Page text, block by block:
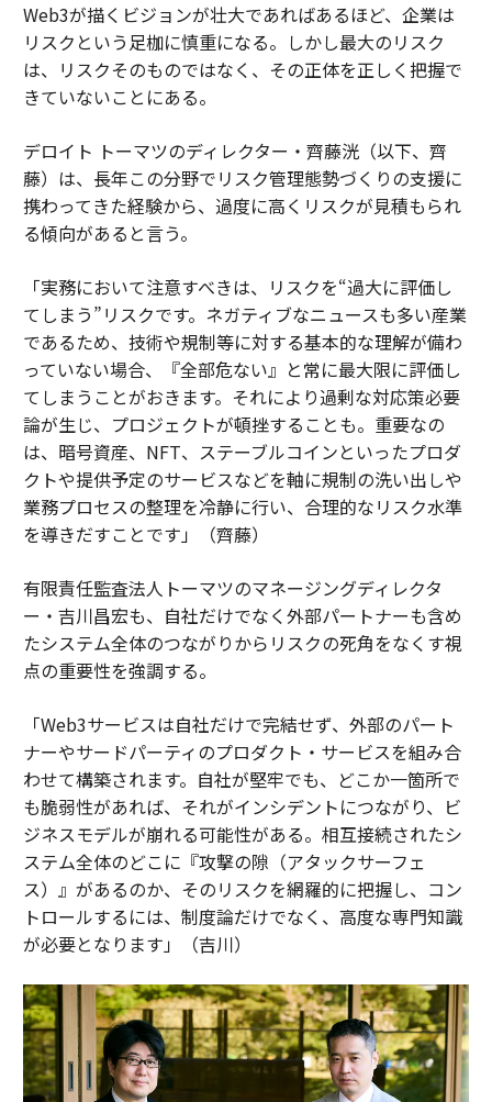
Web3が描くビジョンが壮大であればあるほど、企業は
リスクという足枷に慎重になる。しかし最大のリスク
は、リスクそのものではなく、その正体を正しく把握で
きていないことにある。
デロイト トーマツのディレクター・齊藤洸（以下、齊
藤）は、長年この分野でリスク管理態勢づくりの支援に
携わってきた経験から、過度に高くリスクが見積もられ
る傾向があると言う。
「実務において注意すべきは、リスクを“過大に評価し
てしまう”リスクです。ネガティブなニュースも多い産業
であるため、技術や規制等に対する基本的な理解が備わ
っていない場合、『全部危ない』と常に最大限に評価し
てしまうことがおきます。それにより過剰な対応策必要
論が生じ、プロジェクトが頓挫することも。重要なの
は、暗号資産、NFT、ステーブルコインといったプロダ
クトや提供予定のサービスなどを軸に規制の洗い出しや
業務プロセスの整理を冷静に行い、合理的なリスク水準
を導きだすことです」（齊藤）
有限責任監査法人トーマツのマネージングディレクタ
ー・吉川昌宏も、自社だけでなく外部パートナーも含め
たシステム全体のつながりからリスクの死角をなくす視
点の重要性を強調する。
「Web3サービスは自社だけで完結せず、外部のパート
ナーやサードパーティのプロダクト・サービスを組み合
わせて構築されます。自社が堅牢でも、どこか一箇所で
も脆弱性があれば、それがインシデントにつながり、ビ
ジネスモデルが崩れる可能性がある。相互接続されたシ
ステム全体のどこに『攻撃の隙（アタックサーフェ
ス）』があるのか、そのリスクを網羅的に把握し、コン
トロールするには、制度論だけでなく、高度な専門知識
が必要となります」（吉川）